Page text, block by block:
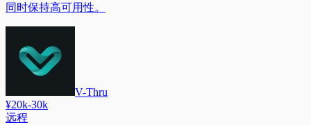
同时保持高可用性。
V-Thru
¥20k-30k
远程